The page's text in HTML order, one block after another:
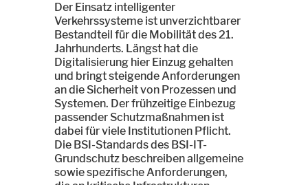
Der Einsatz intelligenter
Verkehrssysteme ist unverzichtbarer
Bestandteil für die Mobilität des 21.
Jahrhunderts. Längst hat die
Digitalisierung hier Einzug gehalten
und bringt steigende Anforderungen
an die Sicherheit von Prozessen und
Systemen. Der frühzeitige Einbezug
passender Schutzmaßnahmen ist
dabei für viele Institutionen Pflicht.
Die BSI-Standards des BSI-IT-
Grundschutz beschreiben allgemeine
sowie spezifische Anforderungen,